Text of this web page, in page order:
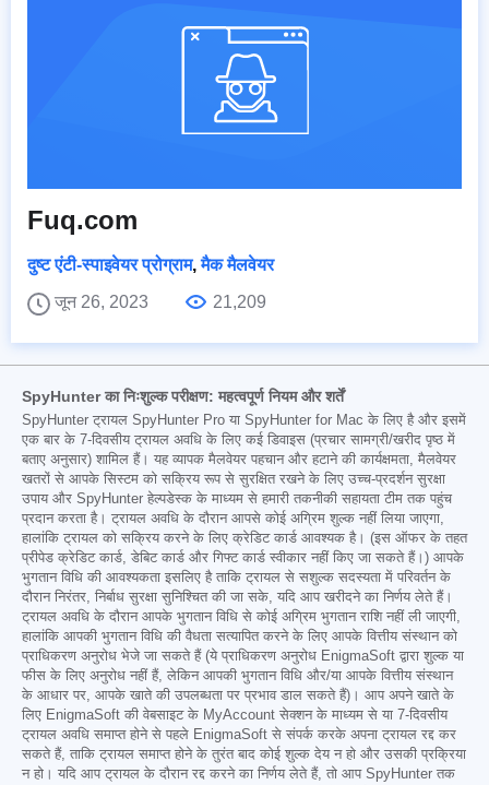
Fuq.com
दुष्ट एंटी-स्पाइवेयर प्रोग्राम,मैक मैलवेयर
जून 26, 2023
21,209
SpyHunter का निःशुल्क परीक्षण: महत्वपूर्ण नियम और शर्तें
SpyHunter ट्रायल SpyHunter Pro या SpyHunter for Mac के लिए है और इसमें
एक बार के 7-दिवसीय ट्रायल अवधि के लिए कई डिवाइस (प्रचार सामग्री/खरीद पृष्ठ में
बताए अनुसार) शामिल हैं। यह व्यापक मैलवेयर पहचान और हटाने की कार्यक्षमता, मैलवेयर
खतरों से आपके सिस्टम को सक्रिय रूप से सुरक्षित रखने के लिए उच्च-प्रदर्शन सुरक्षा
उपाय और SpyHunter हेल्पडेस्क के माध्यम से हमारी तकनीकी सहायता टीम तक पहुंच
प्रदान करता है। ट्रायल अवधि के दौरान आपसे कोई अग्रिम शुल्क नहीं लिया जाएगा,
हालांकि ट्रायल को सक्रिय करने के लिए क्रेडिट कार्ड आवश्यक है। (इस ऑफर के तहत
प्रीपेड क्रेडिट कार्ड, डेबिट कार्ड और गिफ्ट कार्ड स्वीकार नहीं किए जा सकते हैं।) आपके
भुगतान विधि की आवश्यकता इसलिए है ताकि ट्रायल से सशुल्क सदस्यता में परिवर्तन के
दौरान निरंतर, निर्बाध सुरक्षा सुनिश्चित की जा सके, यदि आप खरीदने का निर्णय लेते हैं।
ट्रायल अवधि के दौरान आपके भुगतान विधि से कोई अग्रिम भुगतान राशि नहीं ली जाएगी,
हालांकि आपकी भुगतान विधि की वैधता सत्यापित करने के लिए आपके वित्तीय संस्थान को
प्राधिकरण अनुरोध भेजे जा सकते हैं (ये प्राधिकरण अनुरोध EnigmaSoft द्वारा शुल्क या
फीस के लिए अनुरोध नहीं हैं, लेकिन आपकी भुगतान विधि और/या आपके वित्तीय संस्थान
के आधार पर, आपके खाते की उपलब्धता पर प्रभाव डाल सकते हैं)। आप अपने खाते के
लिए EnigmaSoft की वेबसाइट के MyAccount सेक्शन के माध्यम से या 7-दिवसीय
ट्रायल अवधि समाप्त होने से पहले EnigmaSoft से संपर्क करके अपना ट्रायल रद्द कर
सकते हैं, ताकि ट्रायल समाप्त होने के तुरंत बाद कोई शुल्क देय न हो और उसकी प्रक्रिया
न हो। यदि आप ट्रायल के दौरान रद्द करने का निर्णय लेते हैं, तो आप SpyHunter तक